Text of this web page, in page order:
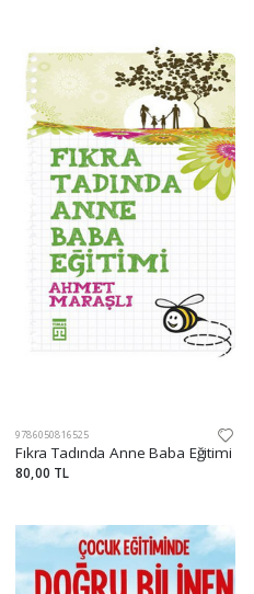
9786050816525
Fıkra Tadında Anne Baba Eğitimi
80,00 TL